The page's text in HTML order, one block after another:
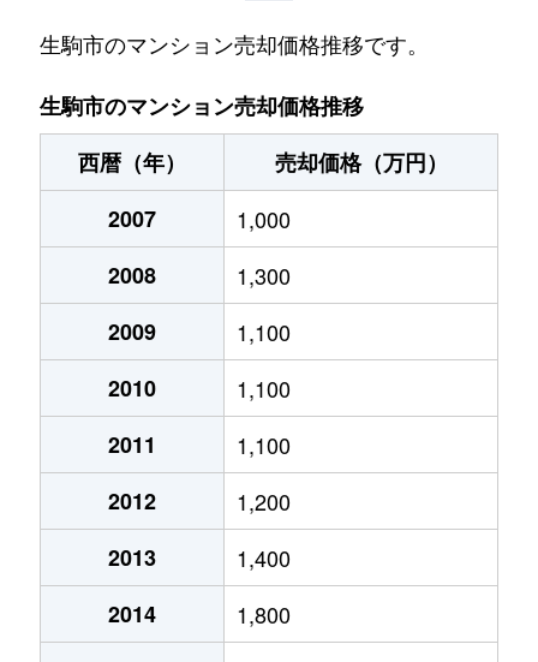
白庭台
3,500万円 白庭台
白庭台
3,500万円 白庭台
白庭台
3,800万円 白庭台 徒歩3分
白庭台
3,600万円
俵口町
1,400万円
俵口町
550万円
俵口町
1,400万円
俵口町
1,500万円
俵口町
960万円
俵口町
1,100万円
俵口町
1,400万円
生駒市のマンション売却価格推移です。
生駒市のマンション売却価格推移
西暦（年）
売却価格（万円）
2007
1,000
2008
1,300
2009
1,100
2010
1,100
2011
1,100
2012
1,200
2013
1,400
2014
1,800